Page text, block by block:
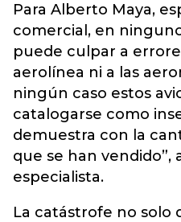
Para Alberto Maya,
comercial, en
puede culpar a
aerolínea ni a las
ningún caso estos
catalogarse como
demuestra con la
que se han vendido”,
especialista.
La catástrofe no solo